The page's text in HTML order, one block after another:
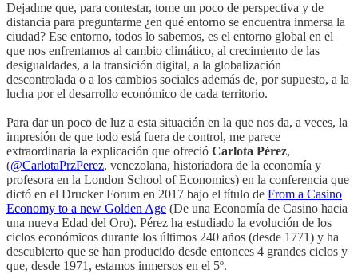
Dejadme que, para contestar, tome un poco de perspectiva y de
distancia para preguntarme ¿en qué entorno se encuentra inmersa la
ciudad? Ese entorno, todos lo sabemos, es el entorno global en el
que nos enfrentamos al cambio climático, al crecimiento de las
desigualdades, a la transición digital, a la globalización
descontrolada o a los cambios sociales además de, por supuesto, a la
lucha por el desarrollo económico de cada territorio.
Para dar un poco de luz a esta situación en la que nos da, a veces, la
impresión de que todo está fuera de control, me parece
extraordinaria la explicación que ofreció Carlota Pérez,
(@CarlotaPrzPerez, venezolana, historiadora de la economía y
profesora en la London School of Economics) en la conferencia que
dictó en el Drucker Forum en 2017 bajo el título de From a Casino
Economy to a new Golden Age (De una Economía de Casino hacia
una nueva Edad del Oro). Pérez ha estudiado la evolución de los
ciclos económicos durante los últimos 240 años (desde 1771) y ha
descubierto que se han producido desde entonces 4 grandes ciclos y
que, desde 1971, estamos inmersos en el 5º.